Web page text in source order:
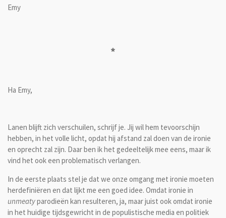
Emy
*
Ha Emy,
Lanen blijft zich verschuilen, schrijf je. Jij wil hem tevoorschijn
hebben, in het volle licht, opdat hij afstand zal doen van de ironie
en oprecht zal zijn. Daar ben ik het gedeeltelijk mee eens, maar ik
vind het ook een problematisch verlangen.
In de eerste plaats stel je dat we onze omgang met ironie moeten
herdefiniëren en dat lijkt me een goed idee. Omdat ironie in
unmeatyparodieën kan resulteren, ja, maar juist ook omdat ironie
in het huidige tijdsgewricht in de populistische media en politiek